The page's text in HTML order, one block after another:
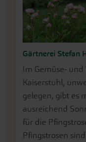
Gärtnerei Stefan
Im Gemüse-
Kaiserstuhl,
gelegen, gibt es
ausreichend
für die
Pfingstrosen